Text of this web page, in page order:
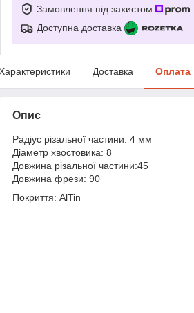
Замовлення під захистом
Доступна доставка
Доставка Оплата
Опис
Радіус різальної частини: 4 мм
Діаметр хвостовика: 8
Довжина різальної частини:45
Довжина фрези: 90
Покриття: AlTin